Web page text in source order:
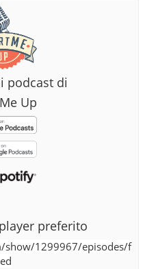
podcast di
Up
preferito
show/1299967/episodes/f